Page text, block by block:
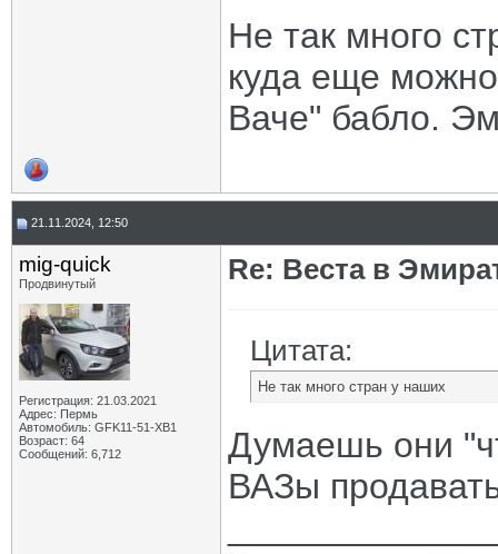
Не так много
куда еще
Ваче" бабло.
21.11.2024, 12:50
mig-quick
Продвинутый
Регистрация: 21.03.2021
Адрес: Пермь
Автомобиль: GFK11-51-ХВ1
Возраст: 64
Сообщений: 6,712
Re: Веста в
Цитата:
Не так много стран у наших
Думаешь они
ВАЗы